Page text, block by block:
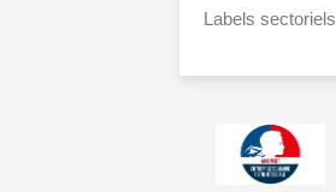
Labels sectoriels